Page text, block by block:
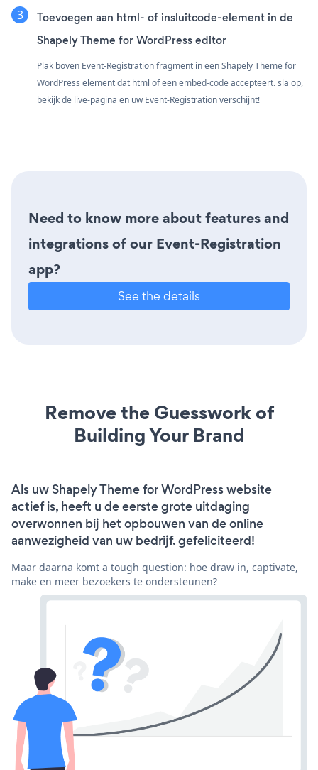
Toevoegen aan html- of insluitcode-element in de
Shapely Theme for WordPress editor
Plak boven Event-Registration fragment in een Shapely Theme for
WordPress element dat html of een embed-code accepteert. sla op,
bekijk de live-pagina en uw Event-Registration verschijnt!
Need to know more about features and
integrations of our Event-Registration
app?
See the details
Remove the Guesswork of
Building Your Brand
Als uw Shapely Theme for WordPress website
actief is, heeft u de eerste grote uitdaging
overwonnen bij het opbouwen van de online
aanwezigheid van uw bedrijf. gefeliciteerd!
Maar daarna komt a tough question: hoe draw in, captivate,
make en meer bezoekers te ondersteunen?